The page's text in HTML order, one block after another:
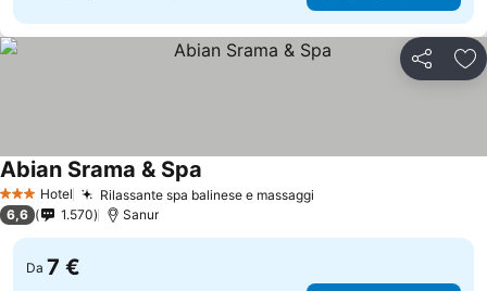
Condividi
3 StelleHotel Rilassante spa balinese e massaggi
Abian Srama & Spa
6,6 1.570 Sanur
Da 7 €